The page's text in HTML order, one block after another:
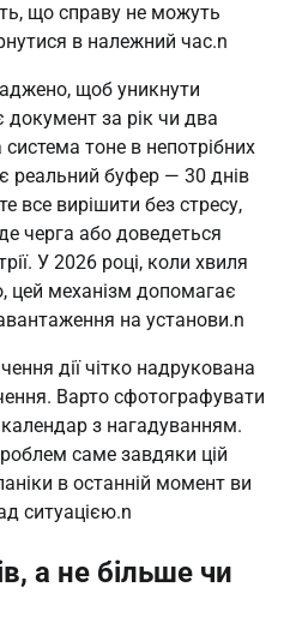
що справу не можуть
в належний час.n
щоб уникнути
документ за рік чи два
тоне в непотрібних
реальний буфер — 30 днів
все вирішити без стресу,
черга або доведеться
У 2026 році, коли хвиля
цей механізм допомагає
на установи.n
дії чітко надрукована
Варто сфотографувати
календар з нагадуванням.
саме завдяки цій
в останній момент ви
ситуацією.n
а не більше чи